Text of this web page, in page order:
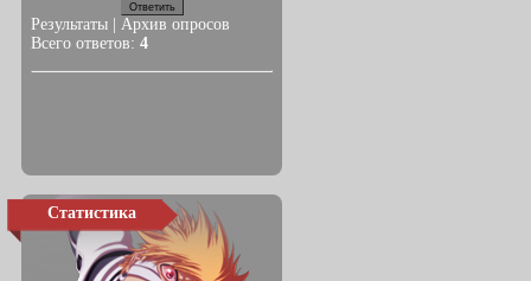
Результаты
Архив опросов
Всего ответов: 4
Статистика